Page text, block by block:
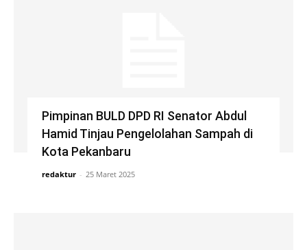
Pimpinan BULD DPD RI Senator Abdul
Hamid Tinjau Pengelolahan Sampah di
Kota Pekanbaru
redaktur - 25 Maret 2025